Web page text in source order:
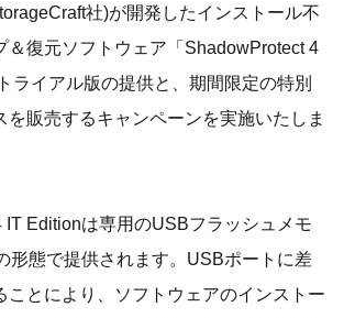
社)が開発したインストール不
＆復元ソフトウェア「ShadowProtect 4
ライアル版の提供と、期間限定の特別
を販売するキャンペーンを実施いたしま
IT Editionは専用のUSBフラッシュメモ
形態で提供されます。USBポートに差
ことにより、ソフトウェアのインストー